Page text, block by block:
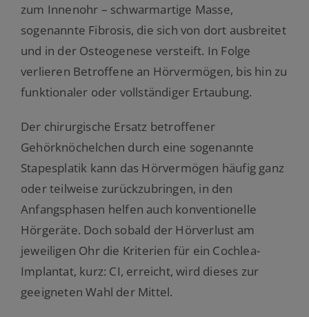
zum Innenohr – schwarmartige Masse,
sogenannte Fibrosis, die sich von dort ausbreitet
und in der Osteogenese versteift. In Folge
verlieren Betroffene an Hörvermögen, bis hin zu
funktionaler oder vollständiger Ertaubung.
Der chirurgische Ersatz betroffener
Gehörknöchelchen durch eine sogenannte
Stapesplatik kann das Hörvermögen häufig ganz
oder teilweise zurückzubringen, in den
Anfangsphasen helfen auch konventionelle
Hörgeräte. Doch sobald der Hörverlust am
jeweiligen Ohr die Kriterien für ein Cochlea-
Implantat, kurz: CI, erreicht, wird dieses zur
geeigneten Wahl der Mittel.